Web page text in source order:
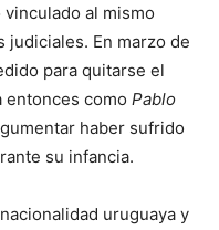
al mismo
judiciales. En marzo de
para quitarse el
como Pablo
haber sufrido
su infancia.
uruguaya y